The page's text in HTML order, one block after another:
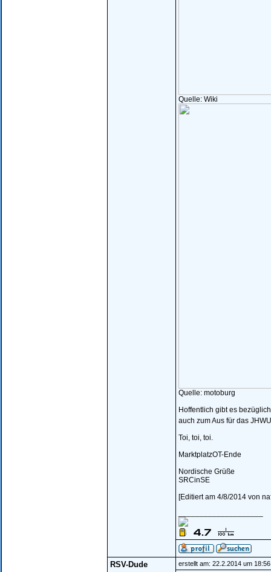
Quelle: Wiki
Quelle: motoburg
Hoffentlich gibt es
auch zum Aus für das
Toi, toi, toi.
MarktplatzOT-Ende
Nordische Grüße
SRCinSE
[Editiert am 4/8/2014 von
RSV-Dude erstellt am: 22.2.2014 um